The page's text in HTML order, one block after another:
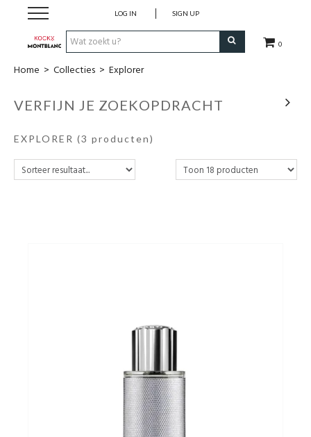
0
LOG IN SIGN UP
Schrijfwaren
Collecties
Home > Collecties > Explorer
VERFIJN JE ZOEKOPDRACHT
EXPLORER (3 producten)